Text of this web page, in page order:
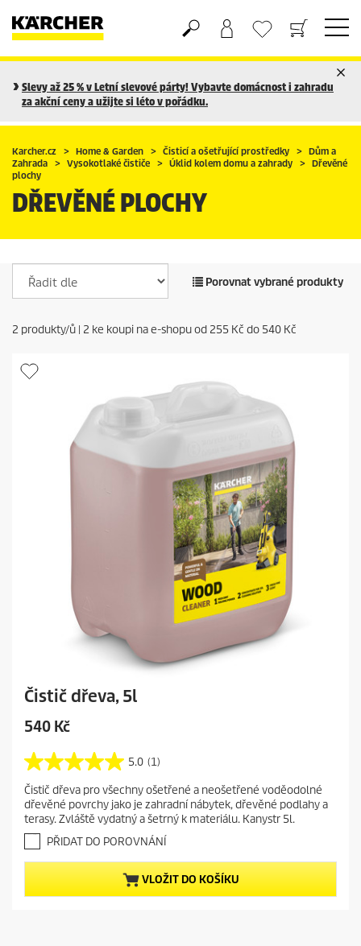
Slevy až 25 % v Letní slevové párty! Vybavte domácnost i zahradu
za akční ceny a užijte si léto v pořádku.
Karcher.cz Home & Garden Čisticí a ošetřující prostředky
Dům a
Zahrada
Vysokotlaké čističe Úklid kolem domu a zahrady
Dřevěné
plochy
DŘEVĚNÉ PLOCHY
Porovnat vybrané produkty
2 produkty/ů | 2 ke koupi na e-shopu od 255 Kč do 540 Kč
Čistič dřeva, 5l
C
r
r
e
n
t
p
r
o
d
540 Kč
5.0 (1)
5
.
0
z
5
ě
z
d
Čistič dřeva pro všechny ošetřené a neošetřené voděodolné
dřevěné povrchy jako je zahradní nábytek, dřevěné podlahy a
terasy. Zvláště vydatný a šetrný k materiálu. Kanystr 5l.
PŘIDAT DO POROVNÁNÍ
VLOŽIT DO KOŠÍKU